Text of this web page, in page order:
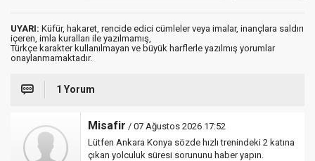
UYARI: Küfür, hakaret, rencide edici cümleler veya imalar, inançlara saldırı
içeren, imla kuralları ile yazılmamış,
Türkçe karakter kullanılmayan ve büyük harflerle yazılmış yorumlar
onaylanmamaktadır.
1 Yorum
Misafir / 07 Ağustos 2026 17:52
Lütfen Ankara Konya sözde hızlı trenindeki 2 katına
çıkan yolculuk süresi sorununu haber yapın.